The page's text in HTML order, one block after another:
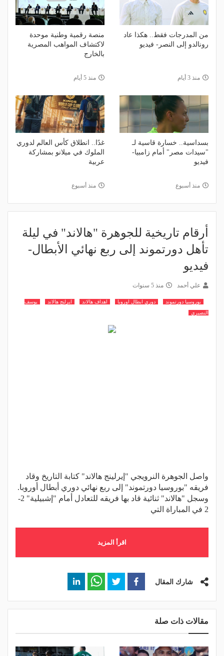
من المدرجات فقط.. هكذا عاد
رونالدو إلى النصر- فيديو
منذ 3 أيام
منصة رقمية وطنية موحدة
لاكتشاف المواهب المصرية
بالخارج
منذ 5 أيام
بسداسية.. خسارة قاسية لـ
"سيدات مصر" أمام زامبيا-
فيديو
منذ أسبوع
غدًا.. انطلاق كأس العالم لدوري
الملوك في ميلانو بمشاركة
عربية
منذ أسبوع
أرقام تاريخية للجوهرة "هالاند" في ليلة
تأهل دورتموند إلى ربع نهائي الأبطال-
فيديو
علي أحمد منذ 5 سنوات
بوروسيا دورتموند دوري ابطال اوروبا اهداف هالاند ايرلنج هالاند
يوسف
النصيري
واصل الجوهرة النرويجي "إيرلينج هالاند" كتابة التاريخ وقاد
فريقه "بوروسيا دورتموند" إلى ربع نهائي دوري أبطال أوروبا.
وسجل "هالاند" ثنائية قاد بها فريقه للتعادل أمام "إشبيلية" 2-
2 في المباراة التي
اقرأ المزيد
شارك المقال
مقالات ذات صلة